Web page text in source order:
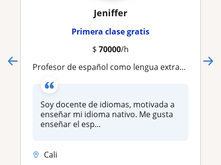
Jeniffer
Primera clase gratis
$ 70000/h
Profesor de español como lengua extranjera (español para extranjeros)
Soy docente de idiomas, motivada a
enseñar mi idioma nativo. Me gusta
enseñar el esp...
Cali